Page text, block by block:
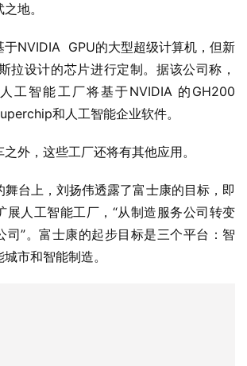
地。
NVIDIA  GPU的大型超级计算机，但新
拉设计的芯片进行定制。据该公司称，
工智能工厂将基于NVIDIA 的GH200
和人工智能企业软件。
外，这些工厂还将有其他应用。
台上，刘扬伟透露了富士康的目标，即
展人工智能工厂，“从制造服务公司转变
司”。富士康的起步目标是三个平台：智
市和智能制造。